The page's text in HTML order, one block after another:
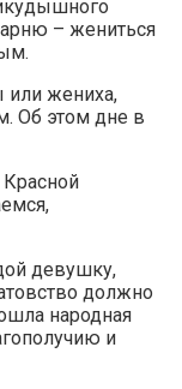
– жениться
или жениха,
Об этом дне в
Красной
девушку,
должно
народная
и